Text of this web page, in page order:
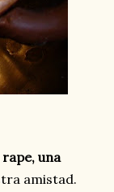
una
amistad.